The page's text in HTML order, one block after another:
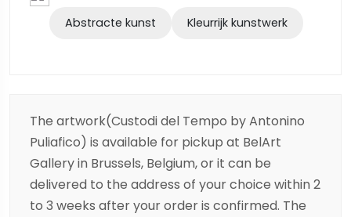
Abstracte kunst Kleurrijk kunstwerk
The artwork(Custodi del Tempo by Antonino
Puliafico) is available for pickup at BelArt
Gallery in Brussels, Belgium, or it can be
delivered to the address of your choice within 2
to 3 weeks after your order is confirmed. The